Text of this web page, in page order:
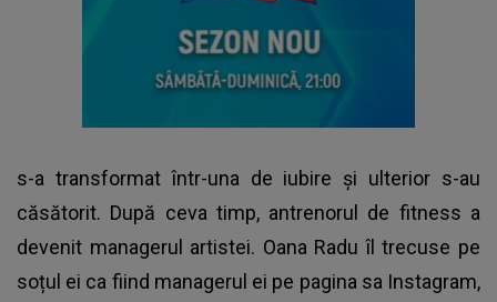
s-a transformat într-una de iubire și ulterior s-au
căsătorit. După ceva timp, antrenorul de fitness a
devenit managerul artistei. Oana Radu îl trecuse pe
soțul ei ca fiind managerul ei pe pagina sa Instagram,